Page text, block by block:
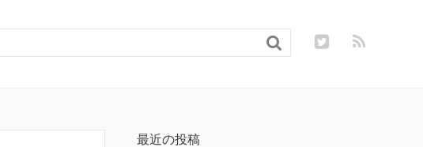

最近の投稿